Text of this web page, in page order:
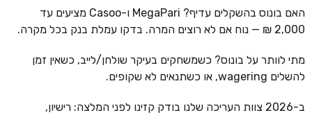
האם בונוס בהשקלים עדיף? MegaPari ו-Casoo מציעים עד
2,000 ₪ — נוח אם לא רוצים המרה. בדקו עמלת בנק בכל מקרה.
מתי לוותר על בונוס? כשמשחקים בעיקר שולחן/לייב, כשאין זמן
להשלים wagering, או כשתנאים לא שקופים.
ב-2026 צוות העריכה שלנו בודק קזינו לפני המלצה: רישיון,